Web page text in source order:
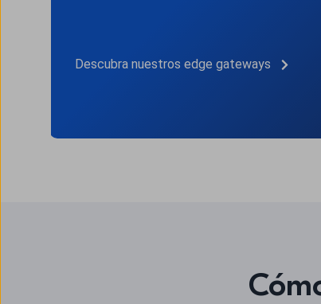
Descubra nuestros edge gateways